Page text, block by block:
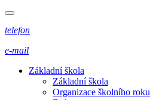
telefon
e-mail
Základní škola
Základní škola
Organizace školního roku